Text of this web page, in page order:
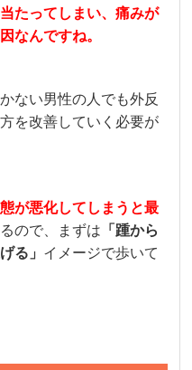
たってしまい、痛みが
なんですね。
ない男性の人でも外反
を改善していく必要が
が悪化してしまうと最
ので、まずは 「踵から
る」 イメージで歩いて